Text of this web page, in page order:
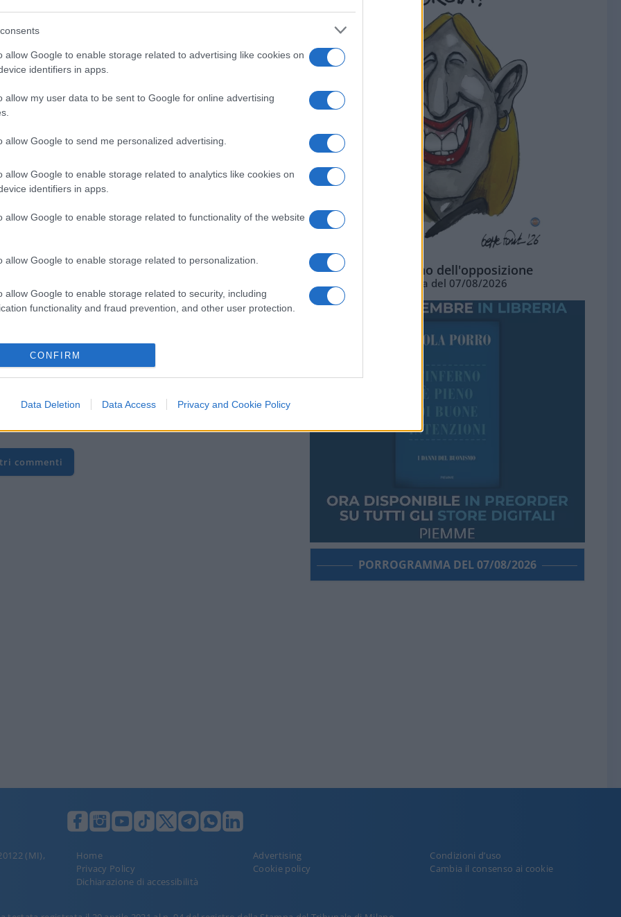
allow Google to enable storage related to advertising like cookies on
identifiers in apps.
allow my user data to be sent to Google for online advertising
allow Google to send me personalized advertising.
allow Google to enable storage related to analytics like cookies on
identifiers in apps.
allow Google to enable storage related to functionality of the website
allow Google to enable storage related to personalization.
allow Google to enable storage related to security, including
functionality and fraud prevention, and other user protection.
CONFIRM
Data Deletion Data Access Privacy and Cookie Policy
suoi cento commenti, basta
VIsualizza le risposte
Ue aveva votato una risoluzione che chiedeva di
in Algeria.I 5stalle,così garantisti,hanno votato tutti
su un’ingiustizia giudiziaria
VIsualizza le risposte
commenti
L'ottimismo dell'opposizione
Vignetta del 07/08/2026
PORROGRAMMA DEL 07/08/2026
(MI),
Home Advertising
Condizioni d’uso
Privacy Policy
Cookie policy
Cambia il consenso ai cookie
Dichiarazione di accessibilità